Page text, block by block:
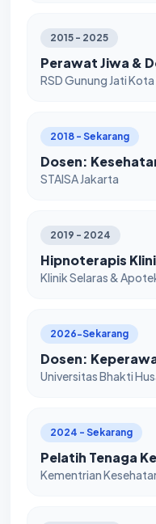
2015 - 2025
Perawat Jiwa &
RSD Gunung Jati
2018 - Sekarang
Dosen:
STAISA Jakarta
2019 - 2024
Hipnoterapis
Klinik Selaras &
2026-Sekarang
Dosen:
Universitas Bhakti
2024 - Sekarang
Pelatih Tenaga
Kementrian